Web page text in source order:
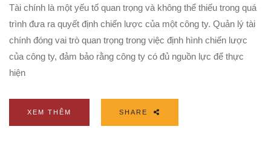
Tài chính là một yếu tố quan trọng và không thể thiếu trong quá
trình đưa ra quyết định chiến lược của một công ty. Quản lý tài
chính đóng vai trò quan trọng trong việc định hình chiến lược
của công ty, đảm bảo rằng công ty có đủ nguồn lực để thực
hiện
XEM THÊM SHARE